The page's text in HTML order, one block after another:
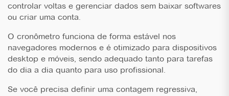
controlar voltas e gerenciar dados sem baixar softwares
ou criar uma conta.
O cronômetro funciona de forma estável nos
navegadores modernos e é otimizado para dispositivos
desktop e móveis, sendo adequado tanto para tarefas
do dia a dia quanto para uso profissional.
Se você precisa definir uma contagem regressiva,